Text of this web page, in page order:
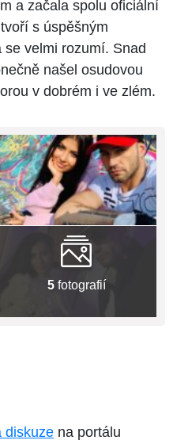
a začala spolu oficiální
s úspěšným
velmi rozumí. Snad
našel osudovou
v dobrém i ve zlém.
5fotografií
diskuze na portálu